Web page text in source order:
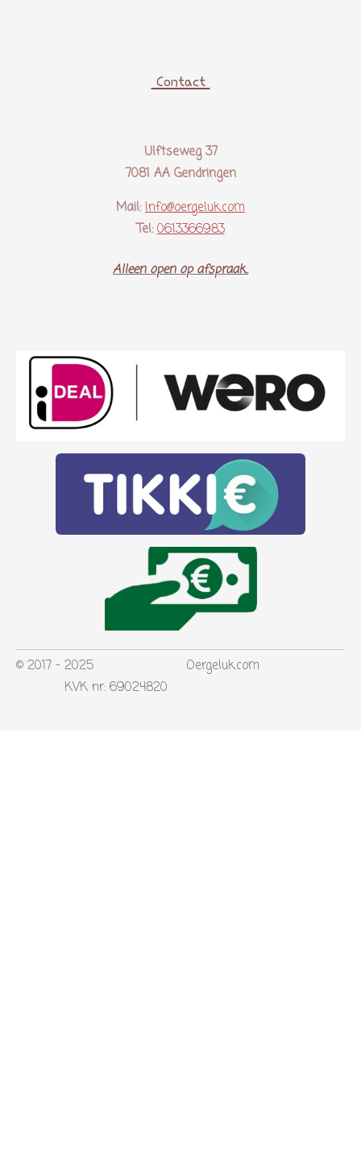
Contact
Ulftseweg 37
7081 AA Gendringen
Mail: Info@oergeluk.com
Tel: 0613366983
Alleen open op afspraak..
© 2017 - 2025 Oergeluk.com
KVK nr: 69024820